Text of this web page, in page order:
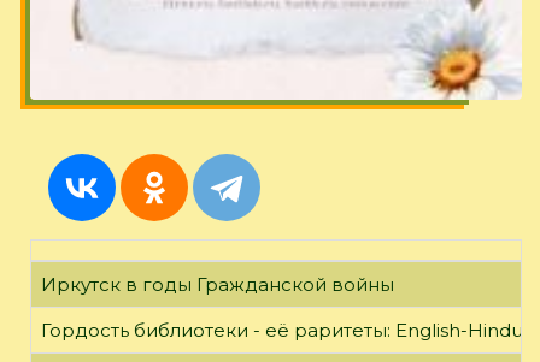
Иркутск в годы Гражданской войны
Гордость библиотеки - её раритеты: English-